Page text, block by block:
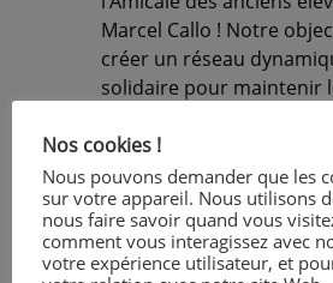
Marcel Callo ! Notre
créer un réseau
solidaire pour maintenir
des souvenirs,
et soutenir les initiatives.
étape : collecter un
contacts. Alors,
questionnaire et
Nos cookies !
Nous pouvons demander que les
sur votre appareil. Nous utilisons
nous faire savoir quand vous
comment vous interagissez avec
votre expérience utilisateur, et